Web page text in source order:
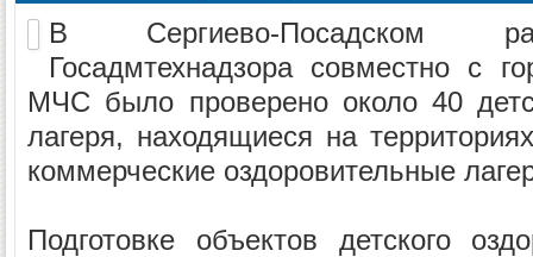
В Сергиево-Посадском
Госадмтехнадзора совместно с
МЧС было проверено около 40
лагеря, находящиеся на
коммерческие оздоровительные
Подготовке объектов детского